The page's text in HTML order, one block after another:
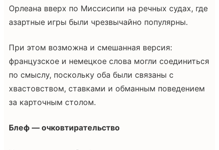
Орлеана вверх по Миссисипи на речных судах, где
азартные игры были чрезвычайно популярны.
При этом возможна и смешанная версия:
французское и немецкое слова могли соединиться
по смыслу, поскольку оба были связаны с
хвастовством, ставками и обманным поведением
за карточным столом.
Блеф — очковтирательство